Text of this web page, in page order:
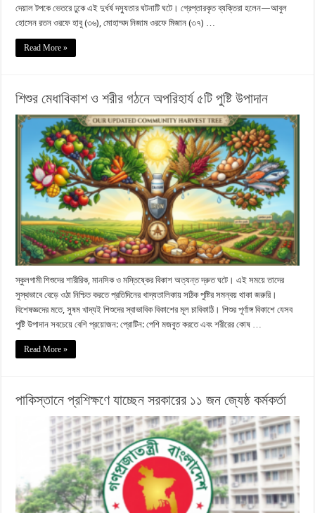
দেয়াল টপকে ভেতরে ঢুকে এই দুর্ধর্ষ দস্যুতার ঘটনাটি ঘটে। গ্রেপ্তারকৃত ব্যক্তিরা হলেন—আবুল
হোসেন রতন ওরফে হাবু (৩৬), মোহাম্মদ নিজাম ওরফে মিজান (৩৭) …
Read More »
শিশুর মেধাবিকাশ ও শরীর গঠনে অপরিহার্য ৫টি পুষ্টি উপাদান
স্কুলগামী শিশুদের শারীরিক, মানসিক ও মস্তিষ্কের বিকাশ অত্যন্ত দ্রুত ঘটে। এই সময়ে তাদের
সুস্থভাবে বেড়ে ওঠা নিশ্চিত করতে প্রতিদিনের খাদ্যতালিকায় সঠিক পুষ্টির সমন্বয় থাকা জরুরি।
বিশেষজ্ঞদের মতে, সুষম খাদ্যই শিশুদের স্বাভাবিক বিকাশের মূল চাবিকাঠি। শিশুর পূর্ণাঙ্গ বিকাশে যেসব
পুষ্টি উপাদান সবচেয়ে বেশি প্রয়োজন: প্রোটিন: পেশি মজবুত করতে এবং শরীরের কোষ …
Read More »
পাকিস্তানে প্রশিক্ষণে যাচ্ছেন সরকারের ১১ জন জ্যেষ্ঠ কর্মকর্তা